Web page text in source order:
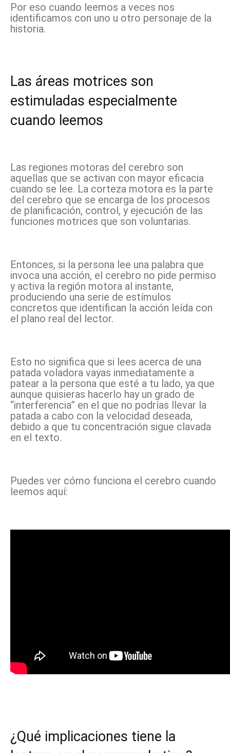
Por eso cuando leemos a veces nos
identificamos con uno u otro personaje de la
historia.
Las áreas motrices son
estimuladas especialmente
cuando leemos
Las regiones motoras del cerebro son
aquellas que se activan con mayor eficacia
cuando se lee. La corteza motora es la parte
del cerebro que se encarga de los procesos
de planificación, control, y ejecución de las
funciones motrices que son voluntarias.
Entonces, si la persona lee una palabra que
invoca una acción, el cerebro no pide permiso
y activa la región motora al instante,
produciendo una serie de estímulos
concretos que identifican la acción leída con
el plano real del lector.
Esto no significa que si lees acerca de una
patada voladora vayas inmediatamente a
patear a la persona que esté a tu lado, ya que
aunque quisieras hacerlo hay un grado de
“interferencia” en el que no podrías llevar la
patada a cabo con la velocidad deseada,
debido a que tu concentración sigue clavada
en el texto.
Puedes ver cómo funciona el cerebro cuando
leemos aquí:
¿Qué implicaciones tiene la